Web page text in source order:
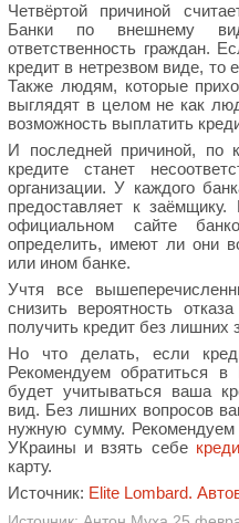
Четвёртой причиной
Банки по внешнему
ответственность граждан.
кредит в нетрезвом виде, то
Также людям, которые
выглядят в целом не как
возможность выплатить
И последней причиной, по
кредите станет
организации. У каждого
предоставляет к
официальном сайте
определить, имеют ли они
или ином банке.
Учтя все
снизить вероятность
получить кредит без лишних
Но что делать, если
Рекомендуем обратиться
будет учитываться ваша
вид. Без лишних вопросов
нужную сумму.
УКраины и взять себе
карту.
Источник: Elite Lombard.